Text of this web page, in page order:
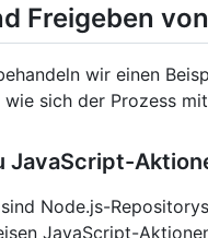
Freigeben
wir einen
sich der Prozess
JavaScript-
Node.js-
JavaScript-